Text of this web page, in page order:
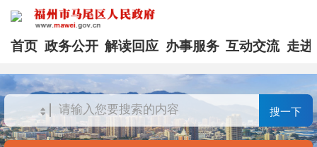
首页 政务公开 解读回应 办事服务 互动交流 走进
搜一下